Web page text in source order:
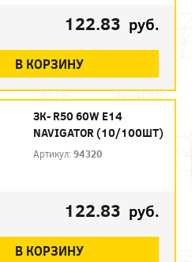
122.83 руб.
В КОРЗИНУ
ЗК- R50 60W E14
NAVIGATOR (10/100ШТ)
Артикул:94320
122.83 руб.
В КОРЗИНУ